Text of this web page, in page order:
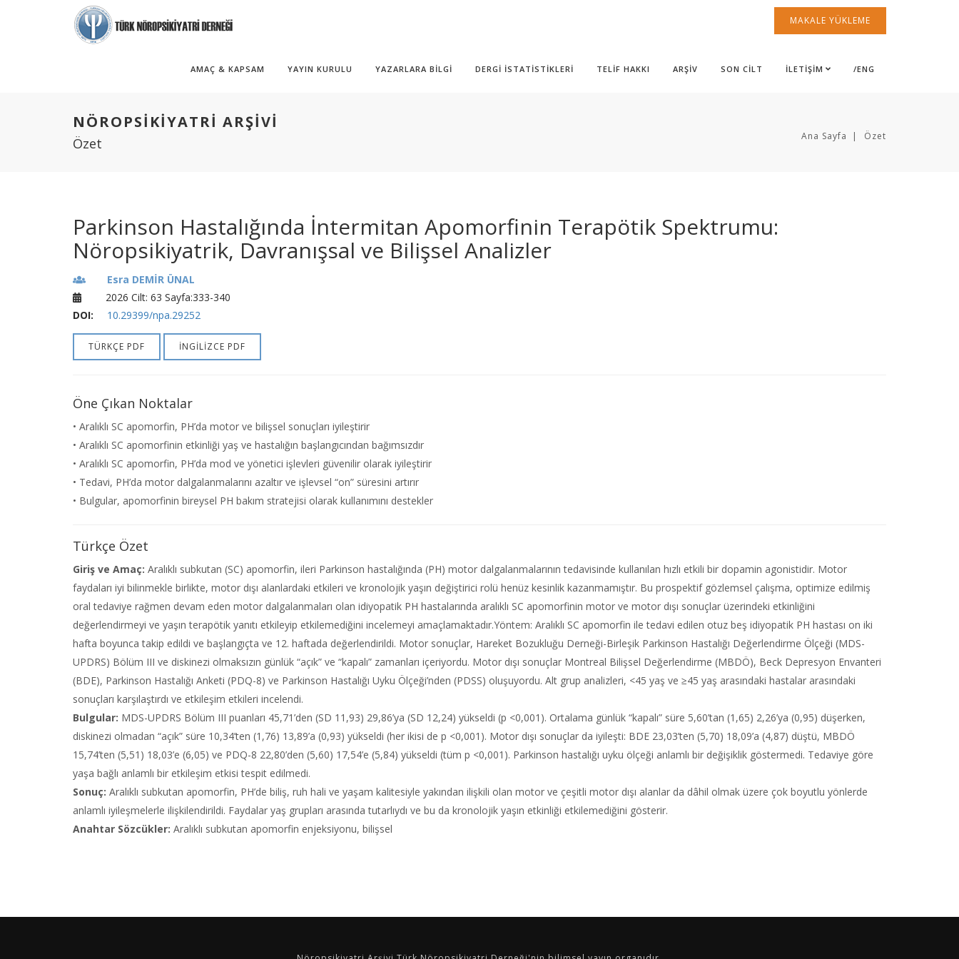
MAKALE YÜKLEME
AMAÇ & KAPSAM YAYIN KURULU YAZARLARA BİLGİ DERGİ İSTATİSTİKLERİ TELİF HAKKI ARŞİV SON CİLT İLETİŞİM /ENG
NÖROPSİKİYATRİ ARŞİVİ
Özet Ana Sayfa Özet
Parkinson Hastalığında İntermitan Apomorfinin Terapötik Spektrumu:
Nöropsikiyatrik, Davranışsal ve Bilişsel Analizler
Esra DEMİR ÜNAL
2026 Cilt: 63 Sayfa:333-340
DOI:
10.29399/npa.29252
TÜRKÇE PDF İNGİLİZCE PDF
Öne Çıkan Noktalar
• Aralıklı SC apomorfin, PH’da motor ve bilişsel sonuçları iyileştirir
• Aralıklı SC apomorfinin etkinliği yaş ve hastalığın başlangıcından bağımsızdır
• Aralıklı SC apomorfin, PH’da mod ve yönetici işlevleri güvenilir olarak iyileştirir
• Tedavi, PH’da motor dalgalanmalarını azaltır ve işlevsel “on” süresini artırır
• Bulgular, apomorfinin bireysel PH bakım stratejisi olarak kullanımını destekler
Türkçe Özet
Giriş ve Amaç: Aralıklı subkutan (SC) apomorfin, ileri Parkinson hastalığında (PH) motor dalgalanmalarının tedavisinde kullanılan hızlı etkili bir dopamin agonistidir. Motor
faydaları iyi bilinmekle birlikte, motor dışı alanlardaki etkileri ve kronolojik yaşın değiştirici rolü henüz kesinlik kazanmamıştır. Bu prospektif gözlemsel çalışma, optimize edilmiş
oral tedaviye rağmen devam eden motor dalgalanmaları olan idiyopatik PH hastalarında aralıklı SC apomorfinin motor ve motor dışı sonuçlar üzerindeki etkinliğini
değerlendirmeyi ve yaşın terapötik yanıtı etkileyip etkilemediğini incelemeyi amaçlamaktadır.Yöntem: Aralıklı SC apomorfin ile tedavi edilen otuz beş idiyopatik PH hastası on iki
hafta boyunca takip edildi ve başlangıçta ve 12. haftada değerlendirildi. Motor sonuçlar, Hareket Bozukluğu Derneği-Birleşik Parkinson Hastalığı Değerlendirme Ölçeği (MDS-
UPDRS) Bölüm III ve diskinezi olmaksızın günlük “açık” ve “kapalı” zamanları içeriyordu. Motor dışı sonuçlar Montreal Bilişsel Değerlendirme (MBDÖ), Beck Depresyon Envanteri
(BDE), Parkinson Hastalığı Anketi (PDQ-8) ve Parkinson Hastalığı Uyku Ölçeği’nden (PDSS) oluşuyordu. Alt grup analizleri, <45 yaş ve ≥45 yaş arasındaki hastalar arasındaki
sonuçları karşılaştırdı ve etkileşim etkileri incelendi.
Bulgular: MDS-UPDRS Bölüm III puanları 45,71’den (SD 11,93) 29,86’ya (SD 12,24) yükseldi (p <0,001). Ortalama günlük “kapalı” süre 5,60’tan (1,65) 2,26’ya (0,95) düşerken,
diskinezi olmadan “açık” süre 10,34’ten (1,76) 13,89’a (0,93) yükseldi (her ikisi de p <0,001). Motor dışı sonuçlar da iyileşti: BDE 23,03’ten (5,70) 18,09’a (4,87) düştü, MBDÖ
15,74’ten (5,51) 18,03’e (6,05) ve PDQ-8 22,80’den (5,60) 17,54’e (5,84) yükseldi (tüm p <0,001). Parkinson hastalığı uyku ölçeği anlamlı bir değişiklik göstermedi. Tedaviye göre
yaşa bağlı anlamlı bir etkileşim etkisi tespit edilmedi.
Sonuç: Aralıklı subkutan apomorfin, PH’de biliş, ruh hali ve yaşam kalitesiyle yakından ilişkili olan motor ve çeşitli motor dışı alanlar da dâhil olmak üzere çok boyutlu yönlerde
anlamlı iyileşmelerle ilişkilendirildi. Faydalar yaş grupları arasında tutarlıydı ve bu da kronolojik yaşın etkinliği etkilemediğini gösterir.
Anahtar Sözcükler: Aralıklı subkutan apomorfin enjeksiyonu, bilişsel